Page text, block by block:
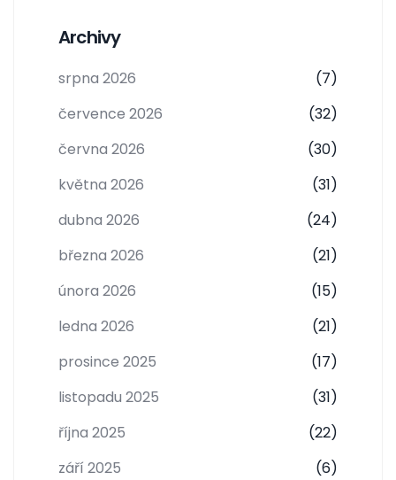
Archivy
srpna 2026
(7)
července 2026
(32)
června 2026
(30)
května 2026
(31)
dubna 2026
(24)
března 2026
(21)
února 2026
(15)
ledna 2026
(21)
prosince 2025
(17)
listopadu 2025
(31)
října 2025
(22)
září 2025
(6)